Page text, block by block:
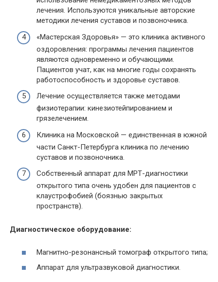
лечения. Используются уникальные авторские
методики лечения суставов и позвоночника.
«Мастерская Здоровья» — это клиника активного
оздоровления: программы лечения пациентов
являются одновременно и обучающими.
Пациентов учат, как на многие годы сохранять
работоспособность и здоровье суставов.
Лечение осуществляется также методами
физиотерапии: кинезиотейпированием и
грязелечением.
Клиника на Московской — единственная в южной
части Санкт-Петербурга клиника по лечению
суставов и позвоночника.
Собственный аппарат для МРТ-диагностики
открытого типа очень удобен для пациентов с
клаустрофобией (боязнью закрытых
пространств).
Диагностическое оборудование:
Магнитно-резонансный томограф открытого типа;
Аппарат для ультразвуковой диагностики.